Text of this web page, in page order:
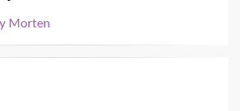
Morten